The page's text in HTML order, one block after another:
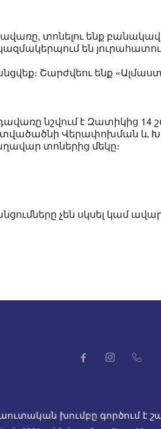
տոնելու ենք
են յուրահատուկ
Շարժվեու ենք
նշվում է Զատիկից 14
Վերափոխման և
տոներից մեկը։
չեն սկսել կամ
խումբը գործում է